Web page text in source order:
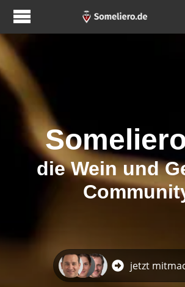
die Wein und
jetzt